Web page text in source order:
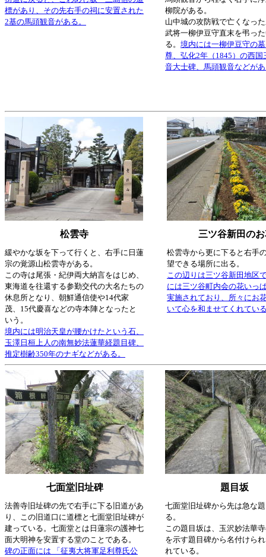
標があり、その先右手の祠に安置された
2基の馬頭観音がある。
柳院がある。
山中城の攻防戦で亡くなっ
武将一柳伊豆守直末を弔っ
る。 境内には一柳伊豆守の
尊、弘化2年（1845）の西国
音大士碑、馬頭観音などが
松雲寺 三ツ谷新田の
緩やかな坂を下って行くと、右手に日蓮
宗の覚源山松雲寺がある。
この寺は尾張・紀伊両大納言をはじめ、
東海道を往還する参勤交代の大名たちの
休息所となり、朝鮮通信使や14代家
茂、15代慶喜などの寺本陣となったと
いう。
境内には明治天皇が腰かけたという石、
玉澤日桓上人の南無妙法蓮華経題目碑、
推定樹齢350年のナギなどがある。
松雲寺から更に下ると右手
望できる場所に出る。
この辺りは三ツ谷新田地区
には三ツ谷町内会の花いっ
実施されており、所々にお
いて心を和ませてくれてい
七面堂旧址碑 題目坂
法善寺旧址碑の先で右手に下る旧道があ
り、この旧道口に道標と七面堂旧址碑が
建っている。七面堂とは日蓮宗の護神七
面大明神を安置する堂のことである。
碑の正面には 「征夷大将軍足利尊氏公
七面堂旧址碑から先は急な
る。
この題目坂は、玉沢妙法華
を示す題目碑から名付けら
れている。